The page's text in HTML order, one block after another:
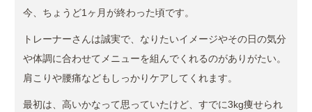
今、ちょうど1ヶ月が終わった頃です。
トレーナーさんは誠実で、なりたいイメージやその日の気分
や体調に合わせてメニューを組んでくれるのがありがたい。
肩こりや腰痛などもしっかりケアしてくれます。
最初は、高いかなって思っていたけど、すでに3kg痩せられ